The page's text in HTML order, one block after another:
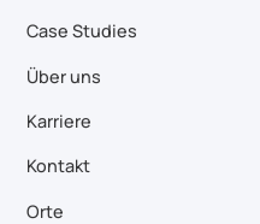
Case Studies
Über uns
Karriere
Kontakt
Orte